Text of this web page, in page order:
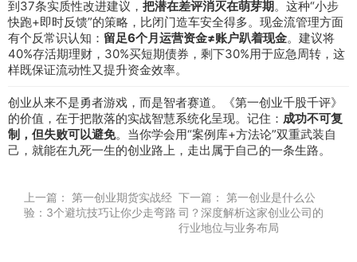
到37条实质性改进建议， 把潜在差评消灭在萌芽期。这种“小步
快跑+即时反馈”的策略，比闭门造车安全得多。现金流管理方面
有个反常识认知： 留足6个月运营资金≠账户趴着现金。建议将
40%存活期理财，30%买短期债券，剩下30%用于应急周转，这
样既保证流动性又提升资金效率。
创业从来不是勇者游戏，而是智者赛道。《第一创业千股千评》
的价值，在于把散落的实战智慧系统化呈现。记住： 成功不可复
制，但失败可以避免。当你学会用“案例库+方法论”双重武装自
己，就能在九死一生的创业路上，走出属于自己的一条生路。
上一篇： 第一创业期货实战经
验：3个避坑技巧让你少走弯路
下一篇： 第一创业是什么公
司？深度解析这家创业公司的
行业地位与业务布局